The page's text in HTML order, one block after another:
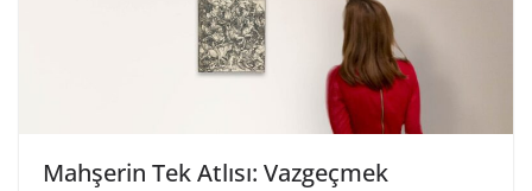
Mahşerin Tek Atlısı: Vazgeçmek